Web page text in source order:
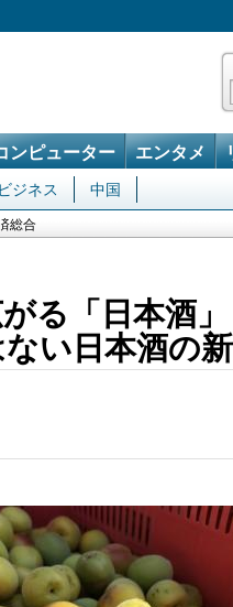
ンピューター エンタメ
ビジネス 中国
総合
がる「日本酒
ない日本酒の